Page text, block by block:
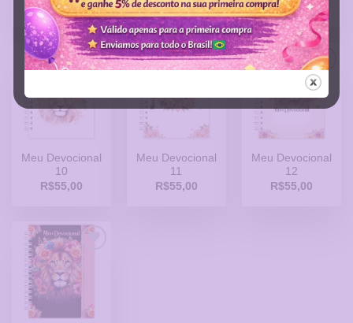
R$55,00
R$55,00
R$55,00
Desejos
Meu Devocional
10
R$55,00
Meu Devocional
11
R$55,00
Adicionar
a Lista
Meu Devocional
12
R$55,00
Adicionar
a Lista
Desejos